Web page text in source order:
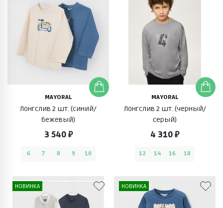
MAYORAL
Лонгслив 2 шт. (синий/
бежевый)
3 540 ₽
6 7 8 9 10
MAYORAL
Лонгслив 2 шт. (черный/
серый)
4 310 ₽
12 14 16 18
НОВИНКА НОВИНКА